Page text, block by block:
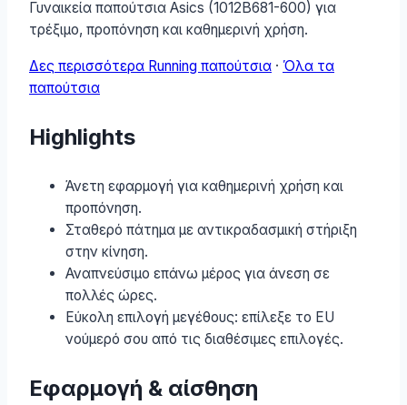
Γυναικεία παπούτσια Asics (1012B681-600) για
τρέξιμο, προπόνηση και καθημερινή χρήση.
Δες περισσότερα Running παπούτσια · Όλα τα
παπούτσια
Highlights
Άνετη εφαρμογή για καθημερινή χρήση και
προπόνηση.
Σταθερό πάτημα με αντικραδασμική στήριξη
στην κίνηση.
Αναπνεύσιμο επάνω μέρος για άνεση σε
πολλές ώρες.
Εύκολη επιλογή μεγέθους: επίλεξε το EU
νούμερό σου από τις διαθέσιμες επιλογές.
Εφαρμογή & αίσθηση